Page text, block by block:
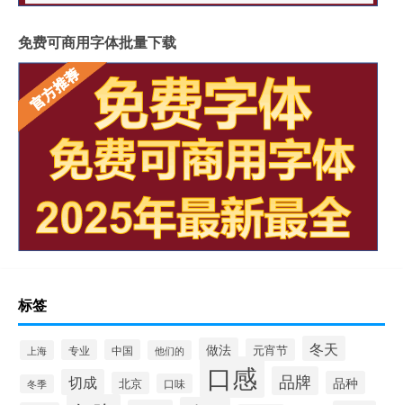
免费可商用字体批量下载
标签
上海 专业 中国 他们的 做法 元宵节 冬天
冬季 切成 北京 口味 口感 品牌
品种